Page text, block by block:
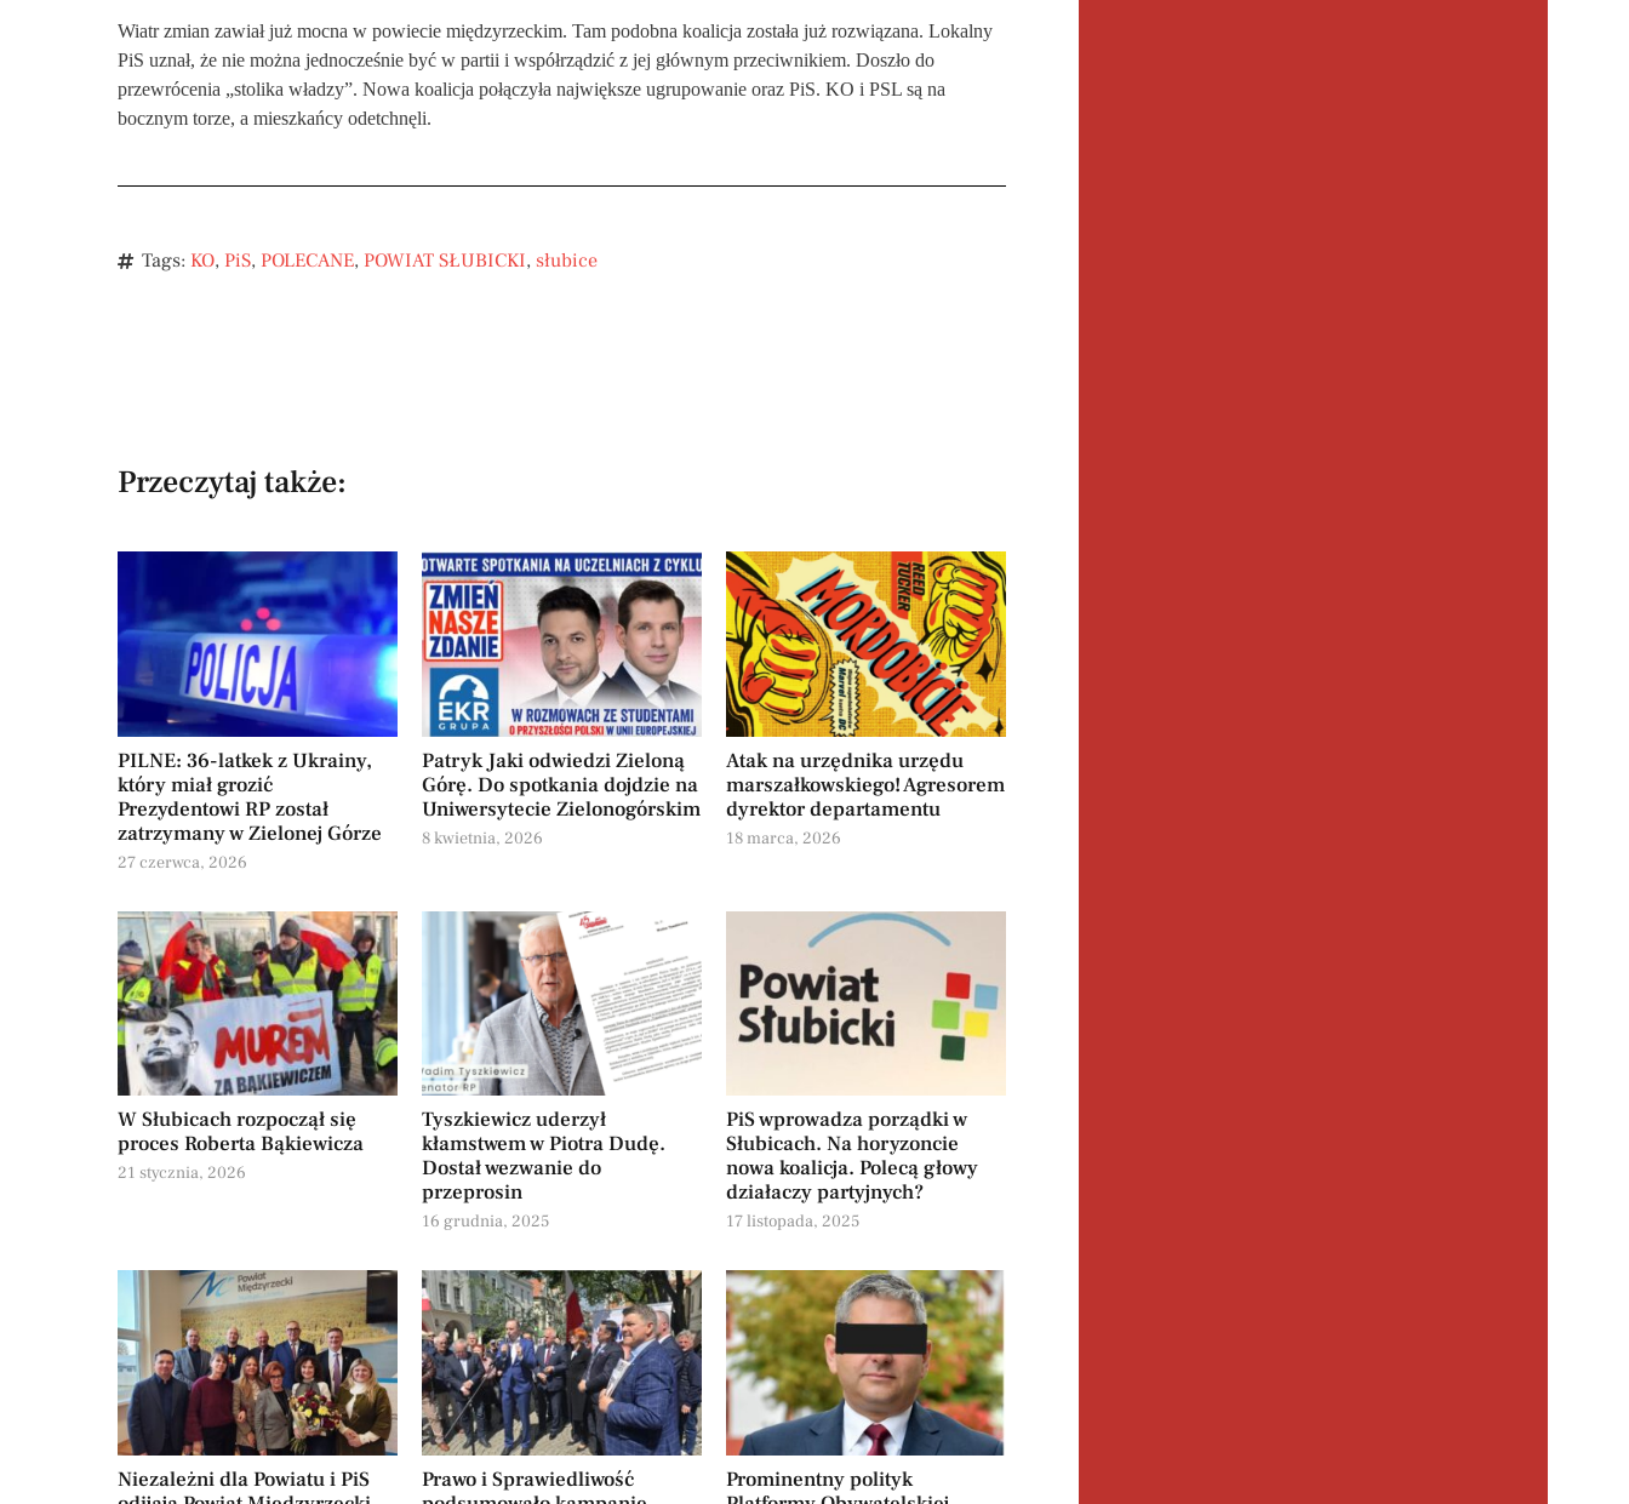
Wiatr zmian zawiał już mocna w powiecie międzyrzeckim. Tam podobna koalicja została już rozwiązana. Lokalny
PiS uznał, że nie można jednocześnie być w partii i współrządzić z jej głównym przeciwnikiem. Doszło do
przewrócenia „stolika władzy”. Nowa koalicja połączyła największe ugrupowanie oraz PiS. KO i PSL są na
bocznym torze, a mieszkańcy odetchnęli.
Tags: KO, PiS, POLECANE, POWIAT SŁUBICKI, słubice
Przeczytaj także:
PILNE: 36-latkek z Ukrainy,
który miał grozić
Prezydentowi RP został
zatrzymany w Zielonej Górze
27 czerwca, 2026
Patryk Jaki odwiedzi Zieloną
Górę. Do spotkania dojdzie na
Uniwersytecie Zielonogórskim
8 kwietnia, 2026
Atak na urzędnika urzędu
marszałkowskiego! Agresorem
dyrektor departamentu
18 marca, 2026
W Słubicach rozpoczął się
proces Roberta Bąkiewicza
21 stycznia, 2026
Tyszkiewicz uderzył
kłamstwem w Piotra Dudę.
Dostał wezwanie do
przeprosin
16 grudnia, 2025
PiS wprowadza porządki w
Słubicach. Na horyzoncie
nowa koalicja. Polecą głowy
działaczy partyjnych?
17 listopada, 2025
Niezależni dla Powiatu i PiS
Prawo i Sprawiedliwość
Prominentny polityk